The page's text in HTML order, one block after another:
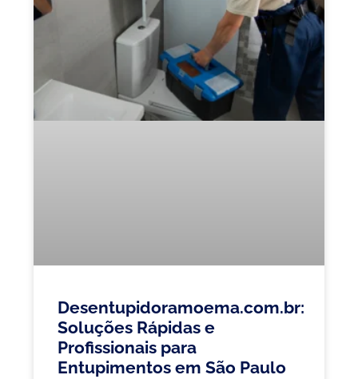
Desentupidoramoema.com.br:
Soluções Rápidas e
Profissionais para
Entupimentos em São Paulo